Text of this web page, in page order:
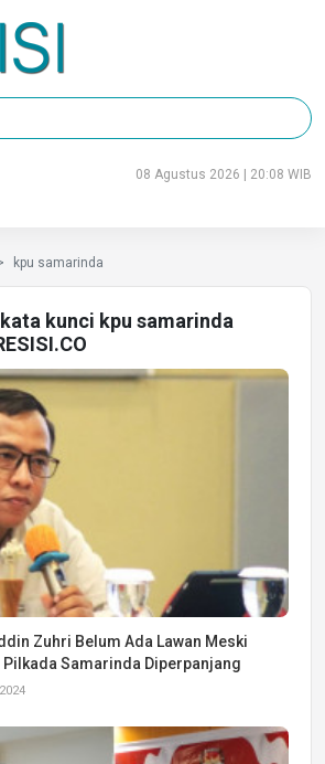
08 Agustus 2026 | 20:08 WIB
kpu samarinda
kunci kpu samarinda
Zuhri Belum Ada Lawan Meski
Samarinda Diperpanjang